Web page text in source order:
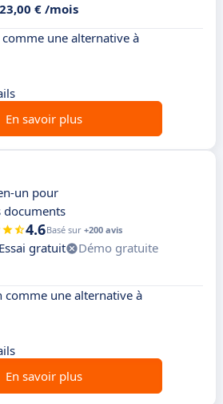
23,00 € /mois
une alternative à
En savoir plus
un pour
documents
4.6Basé sur +200 avis
Essai gratuit
Démo gratuite
comme une alternative à
En savoir plus